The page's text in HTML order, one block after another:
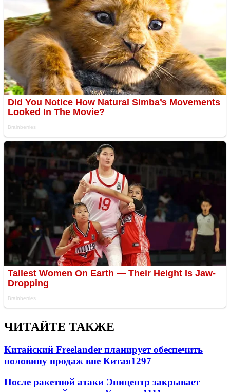
ЧИТАЙТЕ ТАКЖЕ
Китайский Freelander планирует обеспечить
половину продаж вне Китая1297
После ракетной атаки Эпицентр закрывает